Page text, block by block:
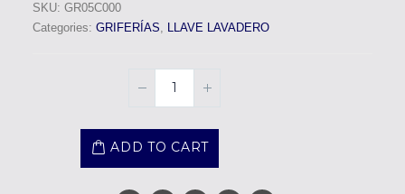
SKU: GR05C000
Categories: GRIFERÍAS, LLAVE LAVADERO
ADD TO CART